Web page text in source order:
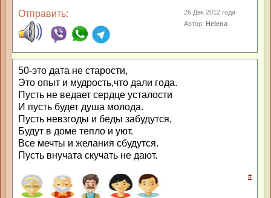
Отправить:
26 Дек 2012 года
Автор:Helena
50-это дата не старости,
Это опыт и мудрость,что дали года.
Пусть не ведает сердце усталости
И пусть будет душа молода.
Пусть невзгоды и беды забудутся,
Будут в доме тепло и уют.
Все мечты и желания сбудутся.
Пусть внучата скучать не дают.
#